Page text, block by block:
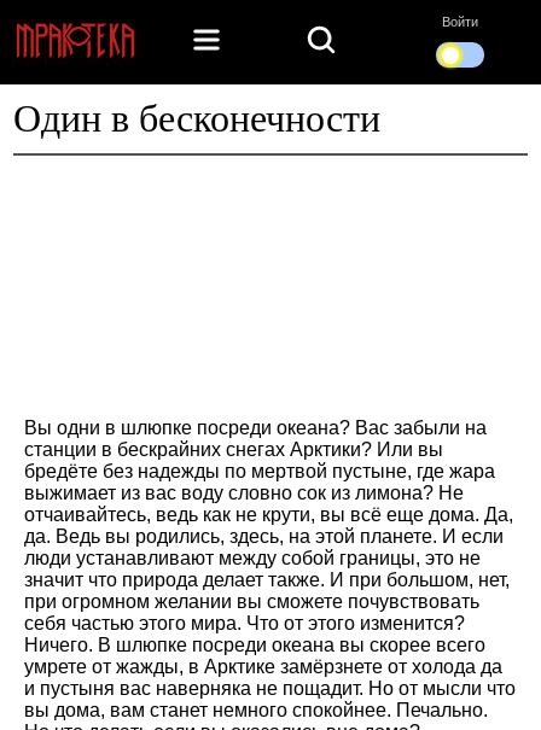
Войти
Один в бесконечности
Вы одни в шлюпке посреди океана? Вас забыли на
станции в бескрайних снегах Арктики? Или вы
бредёте без надежды по мертвой пустыне, где жара
выжимает из вас воду словно сок из лимона? Не
отчаивайтесь, ведь как не крути, вы всё еще дома. Да,
да. Ведь вы родились, здесь, на этой планете. И если
люди устанавливают между собой границы, это не
значит что природа делает также. И при большом, нет,
при огромном желании вы сможете почувствовать
себя частью этого мира. Что от этого изменится?
Ничего. В шлюпке посреди океана вы скорее всего
умрете от жажды, в Арктике замёрзнете от холода да
и пустыня вас наверняка не пощадит. Но от мысли что
вы дома, вам станет немного спокойнее. Печально.